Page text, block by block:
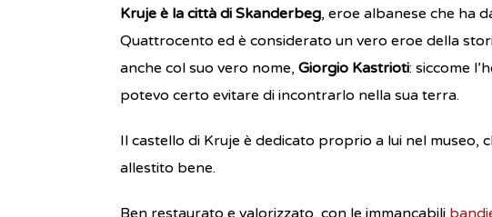
Kruje è la città di Skanderbeg, eroe albanese che ha
Quattrocento ed è considerato un vero eroe della
anche col suo vero nome, Giorgio Kastrioti: siccome
potevo certo evitare di incontrarlo nella sua terra.
Il castello di Kruje è dedicato proprio a lui nel museo,
allestito bene.
Ben restaurato e valorizzato, con le immancabili